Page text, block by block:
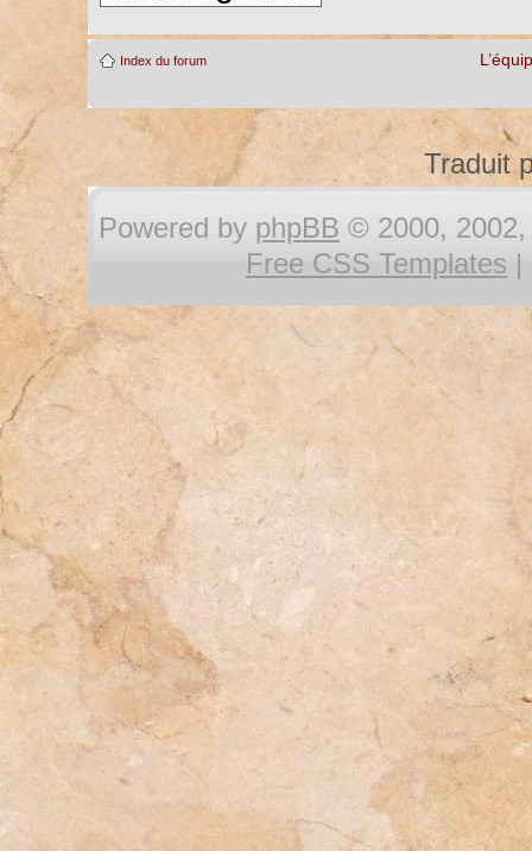
Index du forum
Traduit
Powered by phpBB © 2000, 2002,
Free CSS Templates |